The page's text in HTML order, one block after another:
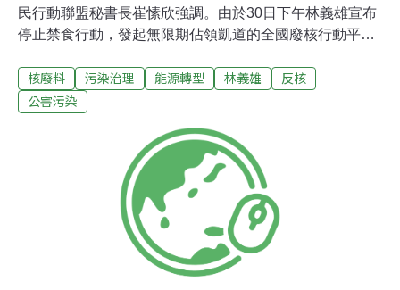
民行動聯盟秘書長崔愫欣強調。由於30日下午林義雄宣布
停止禁食行動，發起無限期佔領凱道的全國廢核行動平
會持續『不核作』，直到非核家園的訴求落實的那一
天。」雖然結束佔領凱道的行動，但全國廢核行動平台強
動，以要求政府落實核四停工決議、並不得延役老舊核電
廠，並且將繼續要求下修公投法門檻，以求達成真正的還
權於民。各地行動展現廢核決心 林義雄肯定林義雄自22
日展開禁食時提出呼籲，「懇請台灣人民以積極有力的方
法，共同來敦促權責機關停建核四。」在此號召下，全國
各地發生大量行動。由126個各界民間團體所組成的全國
廢核行動平台，從26日開始日夜佔領凱道，並在27日舉行
核廢料 污染治理 能源轉型 林義雄
反核
公害污染